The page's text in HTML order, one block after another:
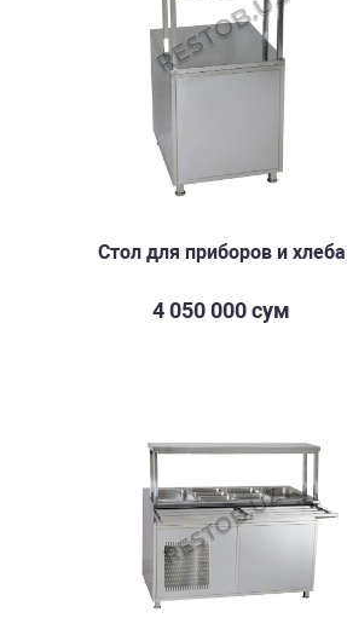
Стол для приборов и хлеба
4 050 000 сум